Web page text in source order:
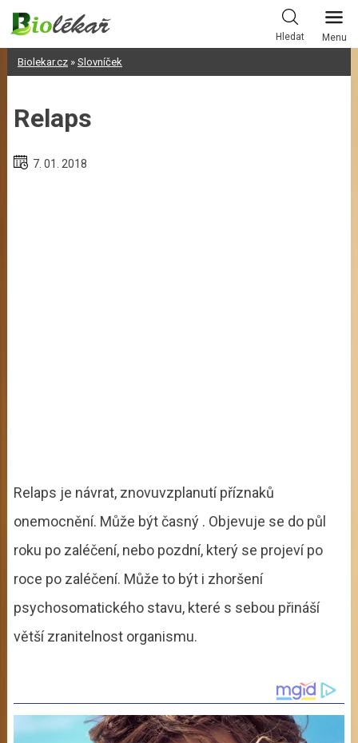
Skip
content
Hledat Menu
Biolekar.cz» Slovníček
Relaps
7. 01. 2018
Relaps je návrat, znovuvzplanutí příznaků
onemocnění. Může být časný . Objevuje se do půl
roku po zaléčení, nebo pozdní, který se projeví po
roce po zaléčení. Může to být i zhoršení
psychosomatického stavu, které s sebou přináší
větší zranitelnost organismu.